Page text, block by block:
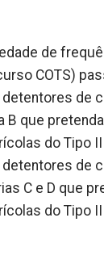
de
COTS)
de
B que
do Tipo
de
C e D que
do Tipo